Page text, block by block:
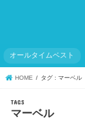
オールタイムベスト
HOME タグ : マーベル
マーベル